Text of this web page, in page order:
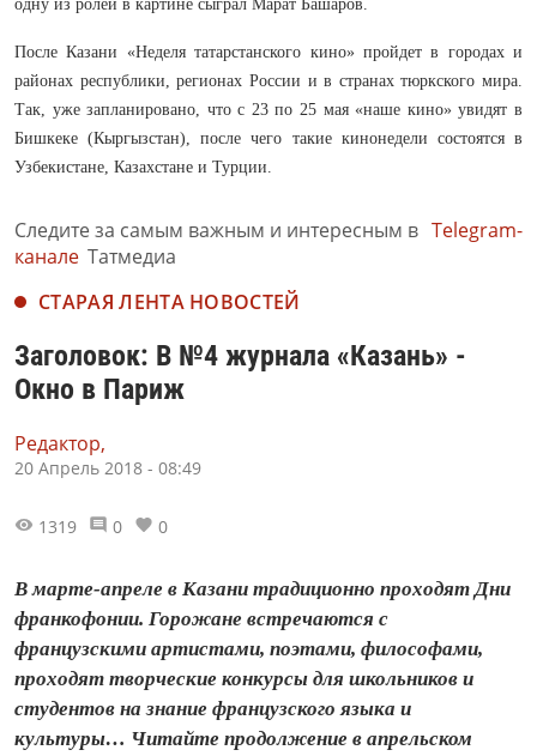
одну из ролей в картине сыграл Марат Башаров.
После Казани «Неделя татарстанского кино» пройдет в городах и
районах республики, регионах России и в странах тюркского мира.
Так, уже запланировано, что с 23 по 25 мая «наше кино» увидят в
Бишкеке (Кыргызстан), после чего такие кинонедели состоятся в
Узбекистане, Казахстане и Турции.
Следите за самым важным и интересным в Telegram-
канале Татмедиа
СТАРАЯ ЛЕНТА НОВОСТЕЙ
Заголовок: В №4 журнала «Казань» -
Окно в Париж
Редактор,
20 Апрель 2018 - 08:49
1319 0 0
В марте-апреле в Казани традиционно проходят Дни
франкофонии. Горожане встречаются с
французскими артистами, поэтами, философами,
проходят творческие конкурсы для школьников и
студентов на знание французского языка и
культуры… Читайте продолжение в апрельском